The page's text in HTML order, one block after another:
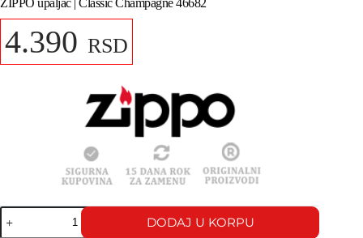
4.390 RSD
DODAJ U KORPU